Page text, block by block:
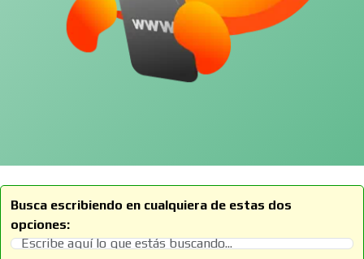
Busca escribiendo en cualquiera de estas dos
opciones: